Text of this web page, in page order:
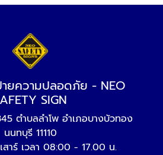
ยความปลอดภัย - NEO
SIGN
ตำบลลำโพ อำเภอบางบัวทอง
นนทบุรี 11110
าร์ เวลา 08:00 - 17.00 น.